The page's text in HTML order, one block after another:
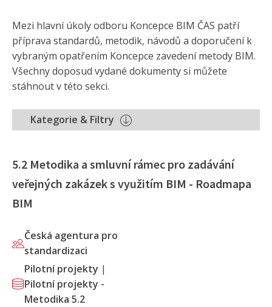
Mezi hlavní úkoly odboru Koncepce BIM ČAS patří
příprava standardů, metodik, návodů a doporučení k
vybraným opatřením Koncepce zavedení metody BIM.
Všechny doposud vydané dokumenty si můžete
stáhnout v této sekci.
Kategorie & Filtry
5.2 Metodika a smluvní rámec pro zadávání
veřejných zakázek s využitím BIM - Roadmapa
BIM
Česká agentura pro
standardizaci
Pilotní projekty |
Pilotní projekty -
Metodika 5.2